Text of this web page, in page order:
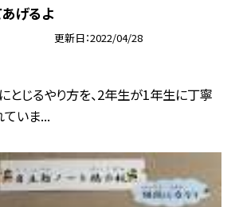
げるよ
更新日 2022/04/28
とじるやり方を、2年生が1年生に丁寧
ていま...